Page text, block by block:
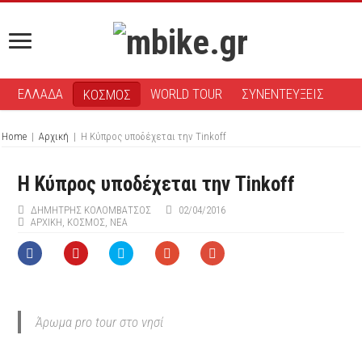
ΕΛΛΑΔΑ ΚΟΣΜΟΣ WORLD TOUR ΣΥΝΕΝΤΕΥΞΕΙΣ
Home | Αρχική | Η Κύπρος υποδέχεται την Tinkoff
Η Κύπρος υποδέχεται την Tinkoff
ΔΗΜΉΤΡΗΣ ΚΟΛΟΜΒΆΤΣΟΣ
02/04/2016
ΑΡΧΙΚΉ, ΚΟΣΜΟΣ, ΝΕΑ
Άρωμα pro tour στο νησί